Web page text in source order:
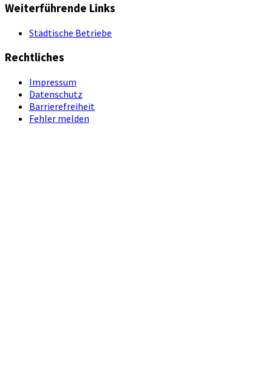
Weiterführende Links
Städtische Betriebe
Rechtliches
Impressum
Datenschutz
Barrierefreiheit
Fehler melden